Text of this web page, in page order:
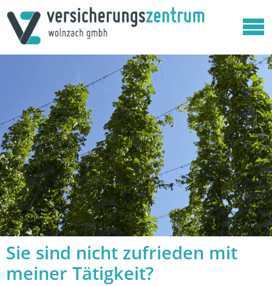
Sie sind nicht zufrieden mit
meiner Tätigkeit?